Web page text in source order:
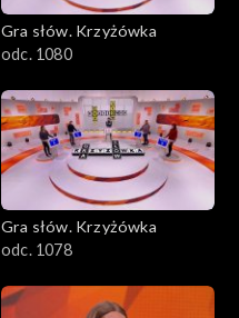
Gra słów. Krzyżówka
odc. 1080
Gra słów. Krzyżówka
odc. 1078